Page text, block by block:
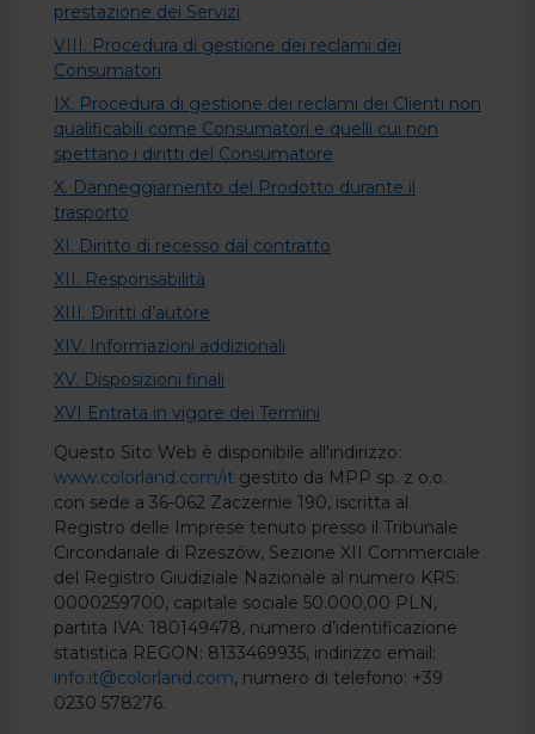
prestazione dei Servizi
VIII. Procedura di gestione dei reclami dei
Consumatori
IX. Procedura di gestione dei reclami dei Clienti non
qualificabili come Consumatori e quelli cui non
spettano i diritti del Consumatore
X. Danneggiamento del Prodotto durante il
trasporto
XI. Diritto di recesso dal contratto
XII. Responsabilità
XIII. Diritti d’autore
XIV. Informazioni addizionali
XV. Disposizioni finali
XVI Entrata in vigore dei Termini
Questo Sito Web è disponibile all'indirizzo:
www.colorland.com/it gestito da MPP sp. z o.o.
con sede a 36-062 Zaczernie 190, iscritta al
Registro delle Imprese tenuto presso il Tribunale
Circondariale di Rzeszów, Sezione XII Commerciale
del Registro Giudiziale Nazionale al numero KRS:
0000259700, capitale sociale 50.000,00 PLN,
partita IVA: 180149478, numero d’identificazione
statistica REGON: 8133469935, indirizzo email:
info.it@colorland.com, numero di telefono: +39
0230 578276.